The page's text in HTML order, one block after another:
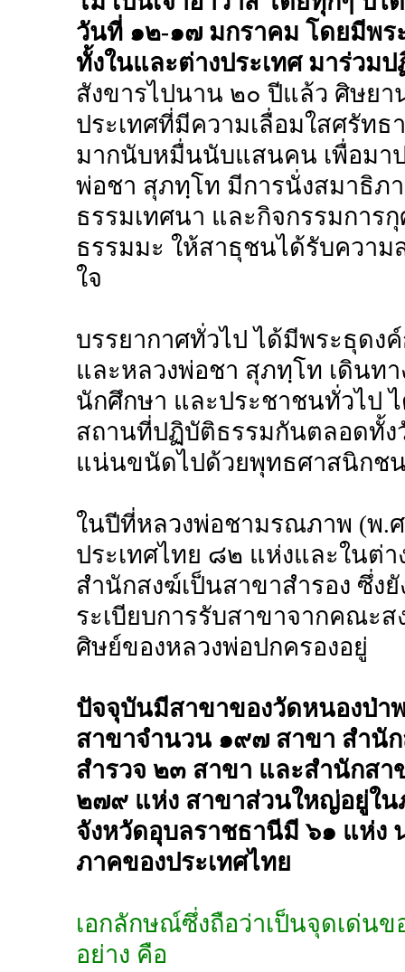
วันที่ ๑๒-๑๗ มกราคม โดยมีพร
ทั้งในและต่างประเทศ มาร่วม
สังขารไปนาน ๒๐ ปีแล้ว ศิษย
ประเทศที่มีความเลื่อมใสศรัท
มากนับหมื่นนับแสนคน เพื่อมา
พ่อชา สุภทฺโท มีการนั่งสมาธิภา
ธรรมเทศนา และกิจกรรมการ
ธรรมมะ ให้สาธุชนได้รับควา
ใจ
บรรยากาศทั่วไป ได้มีพระธุดง
และหลวงพ่อชา สุภทฺโท เดิน
นักศึกษา และประชาชนทั่วไป
สถานที่ปฏิบัติธรรมกันตลอดทั้ง
แน่นขนัดไปด้วยพุทธศาสนิกช
ในปีที่หลวงพ่อชามรณภาพ (พ.
ประเทศไทย ๘๒ แห่งและในต่
สำนักสงฆ์เป็นสาขาสำรอง ซึ่ง
ระเบียบการรับสาขาจากคณะ
ศิษย์ของหลวงพ่อปกครองอยู่
ปัจจุบันมีสาขาของวัดหนองป่า
สาขาจำนวน ๑๙๗ สาขา สำนั
สำรวจ ๒๓ สาขา และสำนักสา
๒๗๙ แห่ง สาขาส่วนใหญ่อยู่ใน
จังหวัดอุบลราชธานีมี ๖๑ แห่ง
ภาคของประเทศไทย
เอกลักษณ์ซึ่งถือว่าเป็นจุดเด่น
อย่าง คือ